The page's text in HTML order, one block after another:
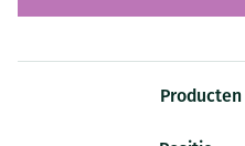
Producten